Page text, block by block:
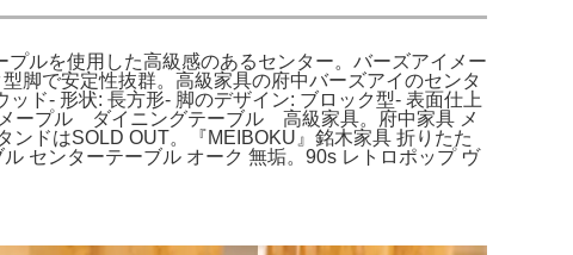
ルを使用した高級感のあるセンター。バーズアイメー
脚で安定性抜群。高級家具の府中バーズアイのセンタ
ド- 形状: 長方形- 脚のデザイン: ブロック型- 表面仕上
ープル ダイニングテーブル 高級家具。府中家具 メ
ドはSOLD OUT。『MEIBOKU』銘木家具 折りたた
センターテーブル オーク 無垢。90s レトロポップ ヴ